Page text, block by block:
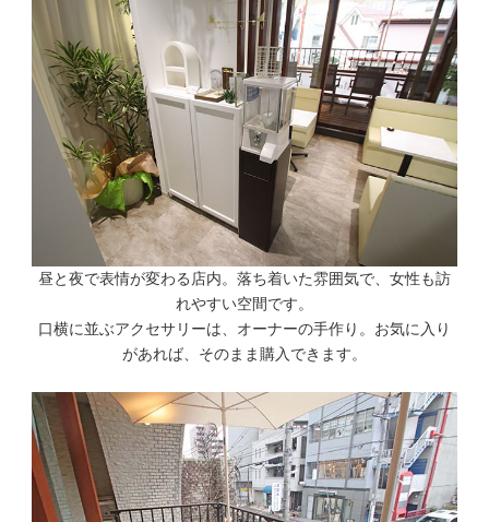
昼と夜で表情が変わる店内。落ち着いた雰囲気で、女性も訪
れやすい空間です。
口横に並ぶアクセサリーは、オーナーの手作り。お気に入り
があれば、そのまま購入できます。